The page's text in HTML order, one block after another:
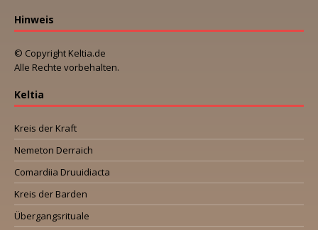
Hinweis
© Copyright Keltia.de
Alle Rechte vorbehalten.
Keltia
Kreis der Kraft
Nemeton Derraich
Comardiia Druuidiacta
Kreis der Barden
Übergangsrituale